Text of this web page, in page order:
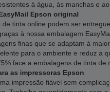
à água, às manchas e
Epson original
de tinta online podem ser
à nossa embalagem
finas que se adaptam à
para o ambiente e reduz a
face a embalagens de tinta de
as impressoras Epson
impressão fiável sem